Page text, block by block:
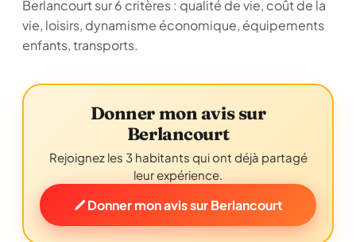
Berlancourt sur 6 critères : qualité de vie, coût de la
vie, loisirs, dynamisme économique, équipements
enfants, transports.
Donner mon avis sur
Berlancourt
Rejoignez les 3 habitants qui ont déjà partagé
leur expérience.
Donner mon avis sur Berlancourt